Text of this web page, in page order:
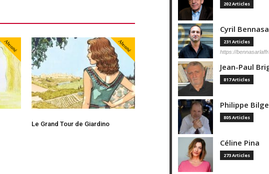
Abonné Abonné
Le Grand Tour de Giardino
202 Articles
Cyril
231 Articles
https://
Jean-Paul
817 Articles
Philippe
805 Articles
Céline Pina
273 Articles